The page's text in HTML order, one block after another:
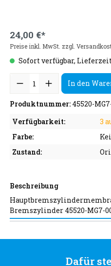
24,00 €*
Preise inkl. MwSt. zzgl.
Sofort verfügbar,
In den
Produktnummer: 45520-
Verfügbarkeit:
3
Farbe:
Zustand:
Beschreibung
Bremszylinder 45520-MG7-
Dafür